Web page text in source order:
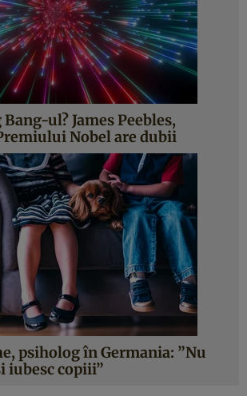
ul? James Peebles,
Nobel are dubii
psiholog în Germania: ”Nu
copiii”